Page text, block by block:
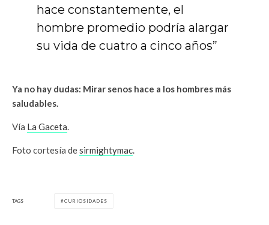
hace constantemente, el
hombre promedio podría alargar
su vida de cuatro a cinco años”
Ya no hay dudas: Mirar senos hace a los hombres más
saludables.
Vía La Gaceta.
Foto cortesía desirmightymac.
TAGS CURIOSIDADES